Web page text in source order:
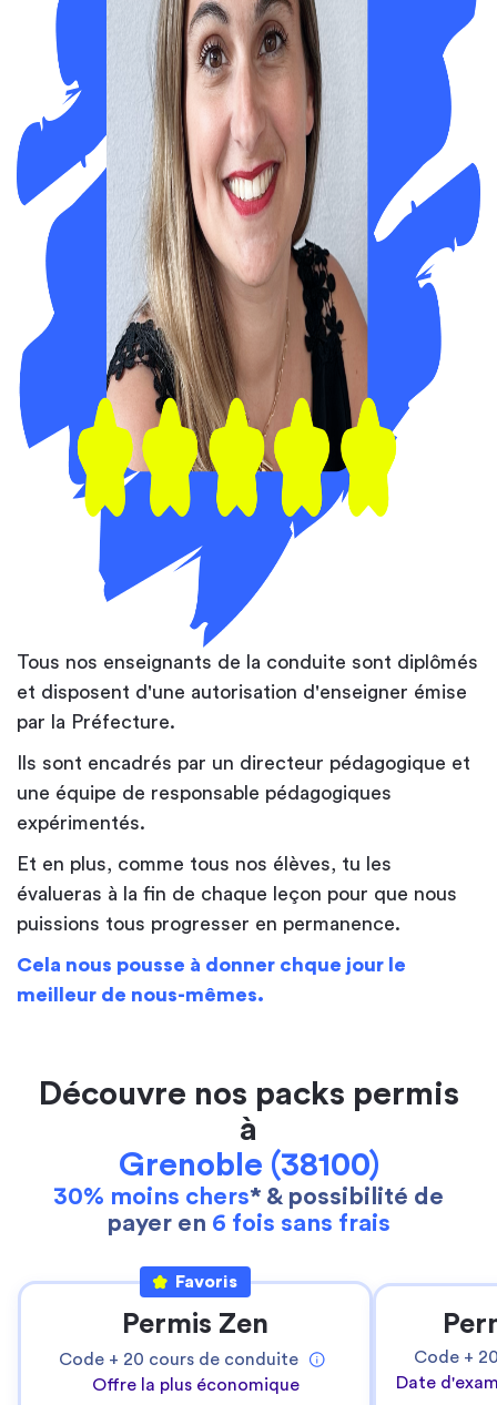
Tous nos enseignants de la conduite sont diplômés
et disposent d'une autorisation d'enseigner émise
par la Préfecture.
Ils sont encadrés par un directeur pédagogique et
une équipe de responsable pédagogiques
expérimentés.
Et en plus, comme tous nos élèves, tu les
évalueras à la fin de chaque leçon pour que nous
puissions tous progresser en permanence.
Cela nous pousse à donner chque jour le
meilleur de nous-mêmes.
Découvre nos packs permis
à
Grenoble (38100)
30% moins chers* & possibilité de
payer en 6 fois sans frais
Favoris
Permis Zen
Code + 20 cours de conduite
Offre la plus économique
Code +
Date